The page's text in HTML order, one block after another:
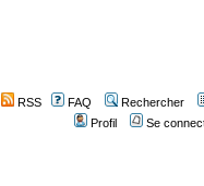
RSS FAQ
Rechercher
Profil
Se